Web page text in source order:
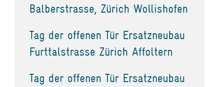
Balberstrasse, Zürich Wollishofen
Tag der offenen Tür Ersatzneubau
Furttalstrasse Zürich Affoltern
Tag der offenen Tür Ersatzneubau